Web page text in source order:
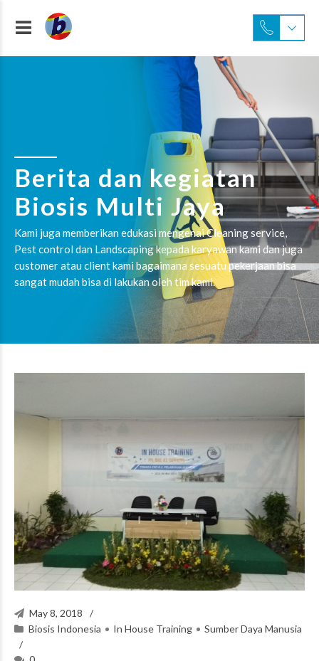
Berita dan kegiatan
Biosis Multi Jaya
Kami juga memberikan edukasi mengenai Cleaning service,
Pest control dan Landscaping kepada karyawan kami dan juga
customer atau client kami bagaimana sesuatu pekerjaan bisa
sangat mudah bisa di lakukan oleh tim kami.
May 8, 2018
Biosis Indonesia
In House Training Sumber Daya Manusia